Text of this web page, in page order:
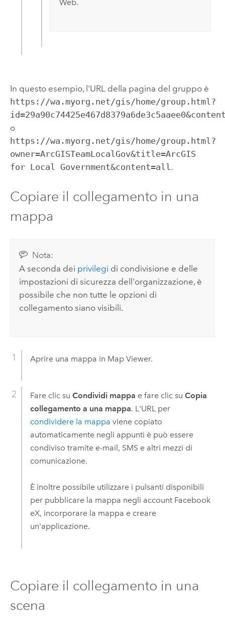
Web.
In questo esempio, l'URL della pagina del gruppo è
https://wa.myorg.net/gis/home/group.html?
o
https://wa.myorg.net/gis/home/group.html?
owner=ArcGISTeamLocalGov&title=ArcGIS
for Local Government&content=all.
Copiare il collegamento in una
mappa
Nota:
A seconda dei privilegi di condivisione e delle
impostazioni di sicurezza dell'organizzazione, è
possibile che non tutte le opzioni di
collegamento siano visibili.
Aprire una mappa in Map Viewer.
Fare clic su Condividi mappa e fare clic su Copia
collegamento a una mappa. L'URL per
condividere la mappa viene copiato
automaticamente negli appunti è può essere
condiviso tramite e-mail, SMS e altri mezzi di
comunicazione.
È inoltre possibile utilizzare i pulsanti disponibili
per pubblicare la mappa negli account Facebook
eX, incorporare la mappa e creare
un'applicazione.
Copiare il collegamento in una
scena